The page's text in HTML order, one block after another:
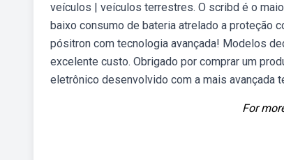
veículos | veículos terrestres. O scribd é o
baixo consumo de bateria atrelado a proteção
pósitron com tecnologia avançada! Modelos
excelente custo. Obrigado por comprar um
eletrônico desenvolvido com a mais avançada
For